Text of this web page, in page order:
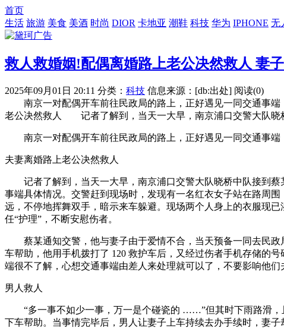
首页
生活 旅游 美食 美酒 时尚 DIOR 卡地亚 潮鞋 科技 华为 IPHONE 无
救人救婚姻!配偶离婚路上老公决然救人 妻
2025年09月01日 20:11 分类： 科技 信息来源：[db:出处] 阅读(0)
南京一对配偶开车前往民政局的路上，正好遇见一同交通事端
老公决然救人 记者了解到，当天一大早，南京浦口交警大队晓
南京一对配偶开车前往民政局的路上，正好遇见一同交通事端
夫妻离婚路上老公决然救人
记者了解到，当天一大早，南京浦口交警大队晓桥中队接到蔡
事端具体情况。交警赶到现场时，发现有一名红衣女子站在路周
远，不停地挥舞双手，暗示来车躲避。现场两个人身上的衣服现
任“护理”，不断安慰伤者。
蔡某通知交警，他与妻子由于爱情不合，当天预备一同去民政
车帮助，他用手机拨打了 120 救护车后，又经过伤者手机存储的
端很不了解，心想交通事端由差人来处理就可以了，不要影响他们
男人救人
“多一事不如少一事，万一是个碰瓷的 ……”但其时下雨路滑，
下车帮助。当事情完毕后，男人让妻子上车持续去办手续时，妻